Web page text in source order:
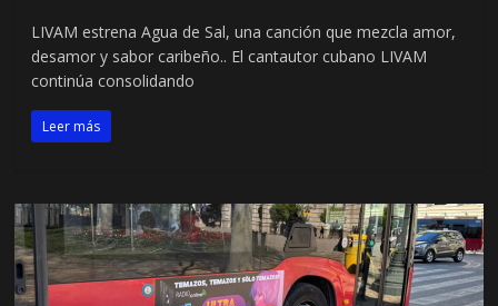
LIVAM estrena Agua de Sal, una canción que mezcla amor,
desamor y sabor caribeño.. El cantautor cubano LIVAM
continúa consolidando
Leer más